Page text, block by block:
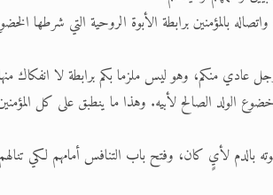
بالمؤمنين برابطة الأبوة الروحية التي شرطها
عادي منكم، وهو ليس ملزما بكم برابطة لا انفكاك
الولد الصالح لأبيه. وهذا ما ينطبق على كل
بالدم لأيٍ كان، وفتح باب التنافس أمامهم لكي